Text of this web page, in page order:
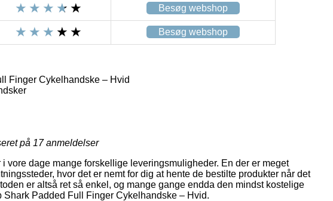
Besøg webshop
Besøg webshop
Finger Cykelhandske – Hvid
på 17anmeldelser
vore dage mange forskellige leveringsmuligheder. En der er meget
hvor det er nemt for dig at hente de bestilte produkter når det
er altså ret så enkel, og mange gange endda den mindst kostelige
Shark Padded Full Finger Cykelhandske – Hvid.